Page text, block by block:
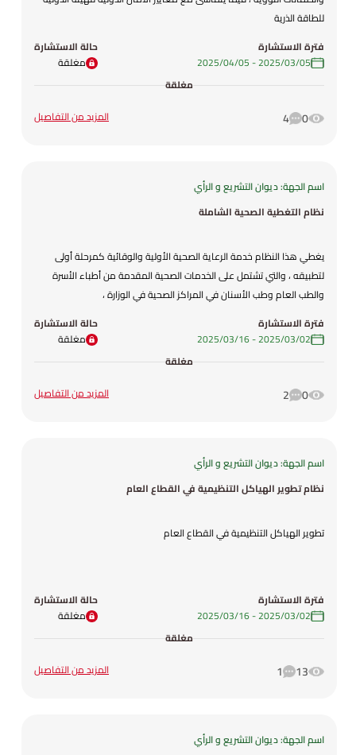
للطاقة الذرية
فترة الاستشارة
05‏/03‏/2025
-
05‏/04‏/2025
حالة الاستشارة
مغلقة
مغلقة
0
4 المزيد من التفاصيل
اسم الجهة: ديوان التشريع و الرأي
نظام التغطية الصحية الشاملة
يغطي هذا النظام خدمة الرعاية الصحية الأولية والوقائية كمرحلة أولى
لتطبيقه ، والتي تشتمل على الخدمات الصحية المقدمة من أطباء الأسرة
والطب العام وطب الأسنان في المراكز الصحية في الوزارة ،
فترة الاستشارة
02‏/03‏/2025
-
16‏/03‏/2025
حالة الاستشارة
مغلقة
مغلقة
0
2 المزيد من التفاصيل
اسم الجهة: ديوان التشريع و الرأي
نظام تطوير الهياكل التنظيمية في القطاع العام
تطوير الهياكل التنظيمية في القطاع العام
فترة الاستشارة
02‏/03‏/2025
-
16‏/03‏/2025
حالة الاستشارة
مغلقة
مغلقة
13
1 المزيد من التفاصيل
اسم الجهة: ديوان التشريع و الرأي